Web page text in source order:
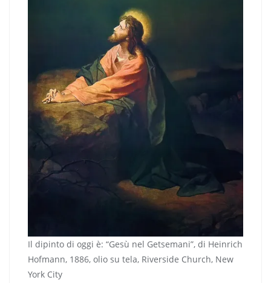
Il dipinto di oggi è: “Gesù nel Getsemani”, di Heinrich
Hofmann, 1886, olio su tela, Riverside Church, New
York City